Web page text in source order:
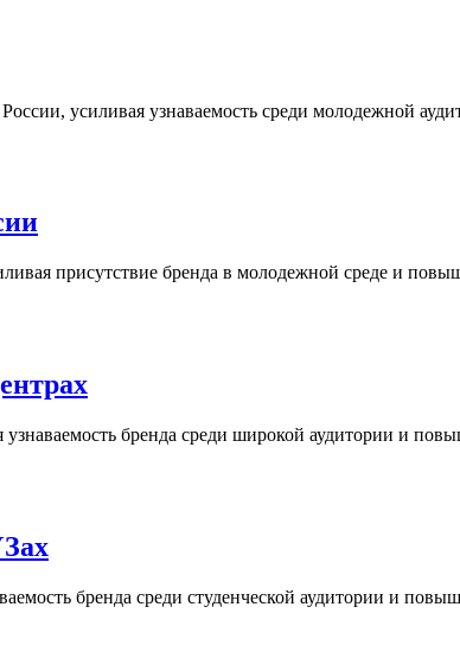
усиливая узнаваемость среди молодежной
присутствие бренда в молодежной среде и
бренда среди широкой аудитории и
бренда среди студенческой аудитории и